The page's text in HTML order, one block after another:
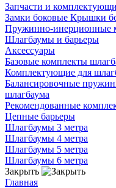
Запчасти и
Замки боковые Крышки
Пружинно-инерционные
Шлагбаумы и барьеры
Аксессуары
Базовые комплекты
Комплектующие для
Балансировочные
шлагбаума
Рекомендованные
Цепные барьеры
Шлагбаумы 3 метра
Шлагбаумы 4 метра
Шлагбаумы 5 метра
Шлагбаумы 6 метра
Закрыть
Главная